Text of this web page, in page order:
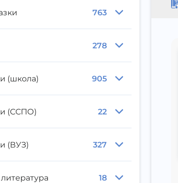
763
278
(школа) 905
(ССПО) 22
(ВУЗ) 327
18